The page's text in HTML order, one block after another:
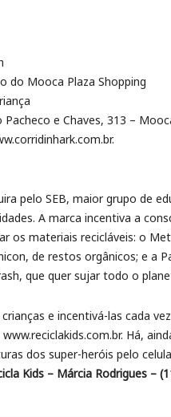
do Mooca Plaza Shopping
Pacheco e Chaves, 313 –
pelo SEB, maior grupo de
A marca incentiva a
os materiais recicláveis: o
de restos orgânicos; e a
que quer sujar todo o
e incentivá-las cada
Há,
dos super-heróis pelo
Kids – Márcia Rodrigues –